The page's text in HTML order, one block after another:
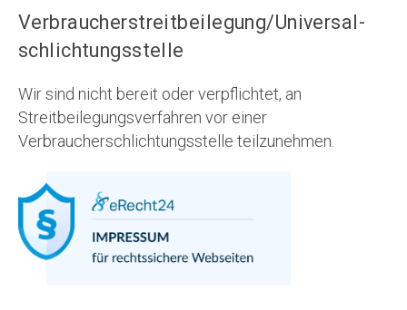
Verbraucher­streit­beilegung/Universal­
schlichtungs­stelle
Wir sind nicht bereit oder verpflichtet, an
Streitbeilegungsverfahren vor einer
Verbraucherschlichtungsstelle teilzunehmen.